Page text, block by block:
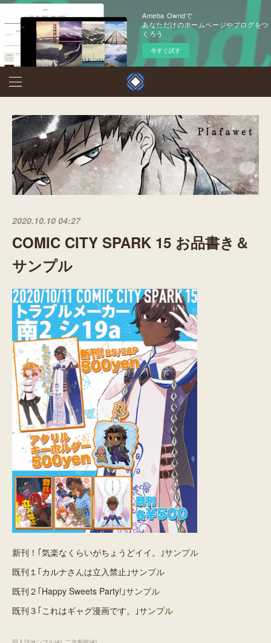
Ameba Owndで
あなただけのホームページやブログをつ
くろう
今すぐ試す
2020.10.10 04:27
COMIC CITY SPARK 15 お品書き＆
サンプル
新刊！｢気楽なくらいがちょうどイイ。｣サンプル
既刊１｢カルナさんは立入禁止｣サンプル
既刊２｢Happy Sweets Party!｣サンプル
既刊３｢これはギャグ漫画です。｣サンプル